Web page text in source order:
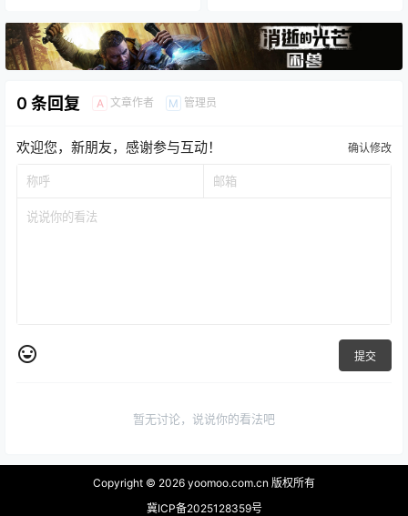
0 条回复 A 文章作者 M 管理员
欢迎您，新朋友，感谢参与互动！ 确认修改
提交
暂无讨论，说说你的看法吧
Copyright © 2026 yoomoo.com.cn 版权所有
冀ICP备2025128359号